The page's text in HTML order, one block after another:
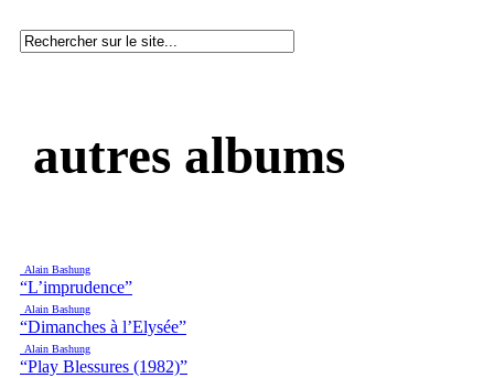
autres albums
Alain Bashung
“L’imprudence”
Alain Bashung
“Dimanches à l’Elysée”
Alain Bashung
“Play Blessures (1982)”